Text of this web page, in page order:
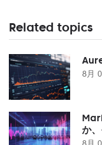
Related topics
8月
か